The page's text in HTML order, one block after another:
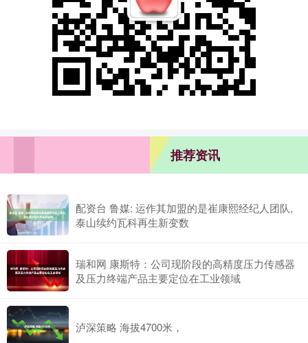
推荐资讯
配资台 鲁媒: 运作其加盟的是崔康熙经纪人团队,
泰山续约瓦科再生新变数
瑞和网 康斯特：公司现阶段的高精度压力传感器
及压力终端产品主要定位在工业领域
泸深策略 海拔4700米，